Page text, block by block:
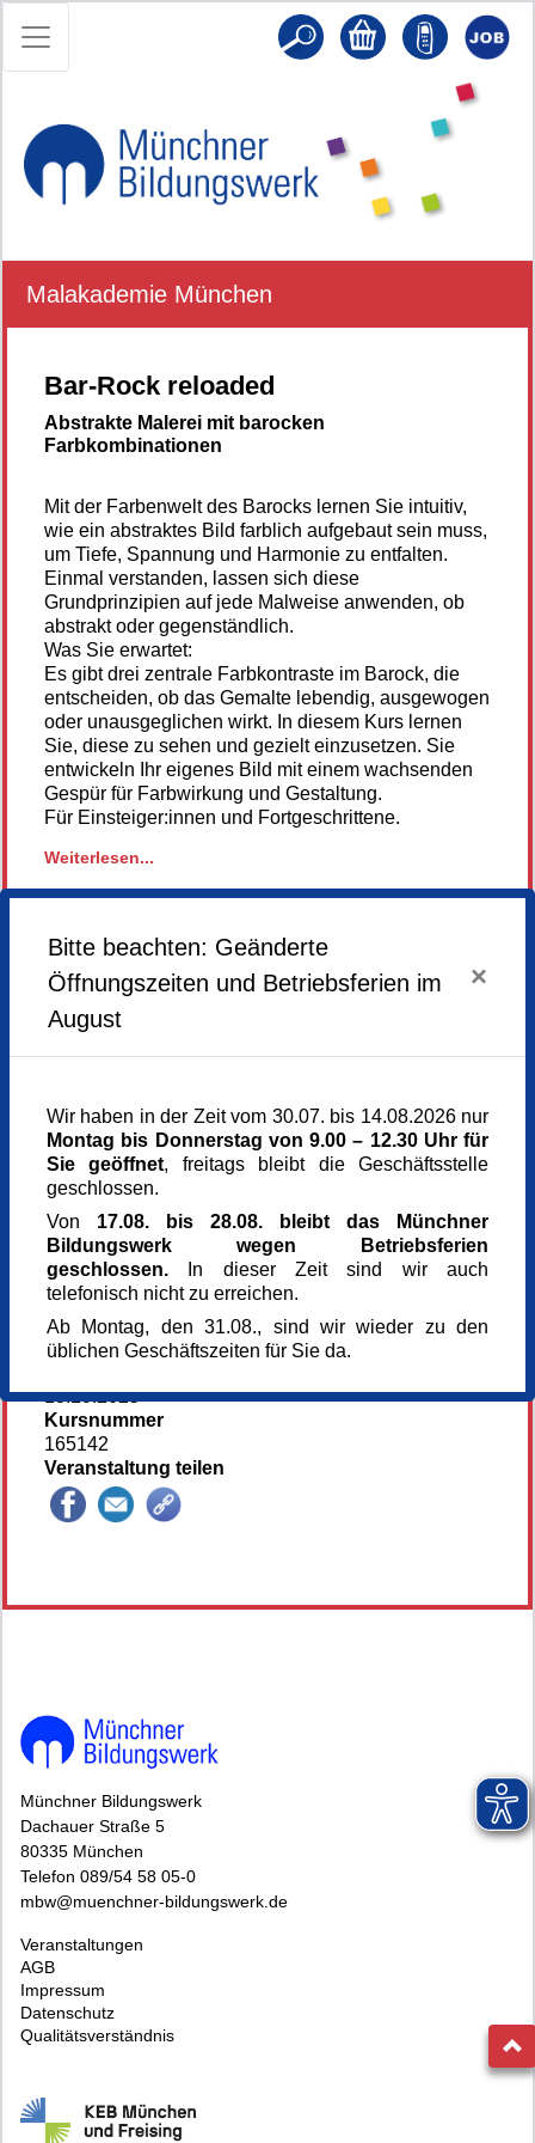
Malakademie München
Bar-Rock reloaded
Abstrakte Malerei mit barocken
Farbkombinationen
Mit der Farbenwelt des Barocks lernen Sie intuitiv,
wie ein abstraktes Bild farblich aufgebaut sein muss,
um Tiefe, Spannung und Harmonie zu entfalten.
Einmal verstanden, lassen sich diese
Grundprinzipien auf jede Malweise anwenden, ob
abstrakt oder gegenständlich.
Was Sie erwartet:
Es gibt drei zentrale Farbkontraste im Barock, die
entscheiden, ob das Gemalte lebendig, ausgewogen
oder unausgeglichen wirkt. In diesem Kurs lernen
Sie, diese zu sehen und gezielt einzusetzen. Sie
entwickeln Ihr eigenes Bild mit einem wachsenden
Gespür für Farbwirkung und Gestaltung.
Für Einsteiger:innen und Fortgeschrittene.
Material: Pigmente oder Acrylfarben (Lichter Ocker,
Siena gebrannt oder Englisch Rot, Schwarz, Blau,
Pastellkreiden, Malspachtel (Japanspachtel,
Silikonspachtel), Pinsel, Mallappen oder
Küchenrolle.
Link zum Youtube-Kanal des Künstlers
und hier noch ein weiteres passend zum Thema...
Weiterlesen...
Anmeldung
möglich
Veranstaltungsort
Kunst im Turm - St. Clemens
Arnulfstr. 166
80634 München
München
Kursgebühr
78 €
Referent_in
Gerhard Marquard
Künstler
13.10.2025
Kursnummer
165142
Veranstaltung teilen
Münchner Bildungswerk
Dachauer Straße 5
80335 München
Telefon 089/54 58 05-0
mbw@muenchner-bildungswerk.de
Veranstaltungen
AGB
Impressum
Datenschutz
Qualitätsverständnis
Bitte beachten: Geänderte
Öffnungszeiten und Betriebsferien im
August
×
Wir haben in der Zeit vom 30.07. bis 14.08.2026 nur
Montag bis Donnerstag von 9.00 – 12.30 Uhr für
Sie geöffnet, freitags bleibt die Geschäftsstelle
geschlossen.
Von 17.08. bis 28.08. bleibt das Münchner
Bildungswerk wegen Betriebsferien
geschlossen. In dieser Zeit sind wir auch
telefonisch nicht zu erreichen.
Ab Montag, den 31.08., sind wir wieder zu den
üblichen Geschäftszeiten für Sie da.